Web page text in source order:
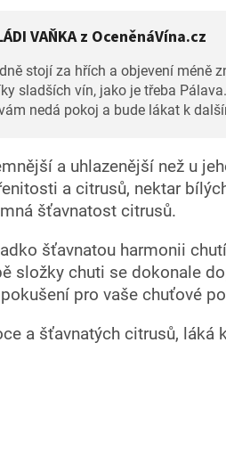
VAŇKA z OceněnáVína.cz
stojí za hřích a objevení méně
sladších vín, jako je třeba
nedá pokoj a bude lákat k
a uhlazenější než u
a citrusů, nektar
šťavnatost citrusů.
šťavnatou harmonii
složky chuti se dokonale
pro vaše chuťové
a šťavnatých citrusů, láká